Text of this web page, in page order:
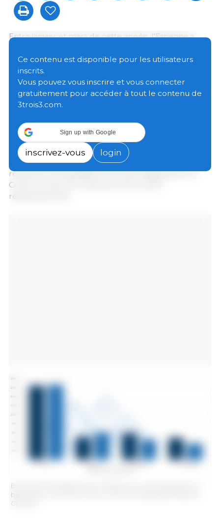
Entre janvier et mars de cette année, l'Espagne a
et de préparations à base de porc, soit une baisse de
7,4 % par rapport à la même période de l'année
dernière, au cours de laquelle 412 822 tonnes avaient
été exportées.
destination, montrent une légère hausse de 1 % par
rapport à la même période l'année dernière (166 264
t contre 164 549 t). Les exportations vers le Japon ont
augmenté de 19 %, passant de 50 791 t à 60 195 t.) En
revanche, les expéditions vers les Philippines et la
Corée du Sud ont chuté de 24 % et 26 %
respectivement.
Exportations espagnoles de viande de porc et de préparations à
CEXGAN.
Ce contenu est disponible pour les utilisateurs
inscrits.
Vous pouvez vous inscrire et vous connecter
gratuitement pour accéder à tout le contenu de
3trois3.com.
Sign up with Google
inscrivez-vous login